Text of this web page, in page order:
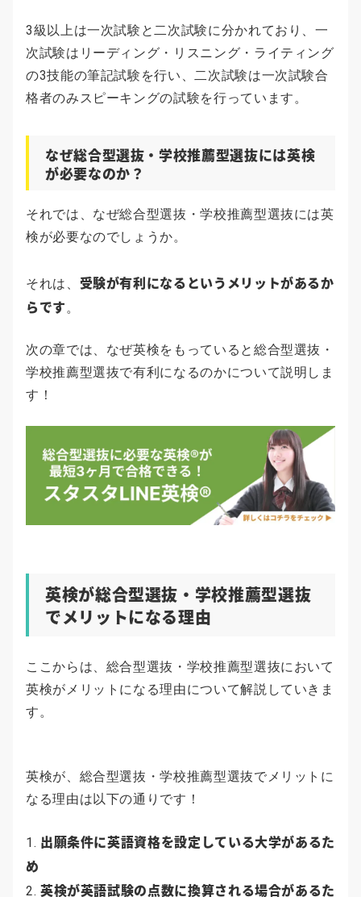
3級以上は一次試験と二次試験に分かれており、一
次試験はリーディング・リスニング・ライティング
の3技能の筆記試験を行い、二次試験は一次試験合
格者のみスピーキングの試験を行っています。
なぜ総合型選抜・学校推薦型選抜には英検
が必要なのか？
それでは、なぜ総合型選抜・学校推薦型選抜には英
検が必要なのでしょうか。
それは、 受験が有利になるというメリットがあるか
らです。
次の章では、なぜ英検をもっていると総合型選抜・
学校推薦型選抜で有利になるのかについて説明しま
す！
英検が総合型選抜・学校推薦型選抜
でメリットになる理由
ここからは、総合型選抜・学校推薦型選抜において
英検がメリットになる理由について解説していきま
す。
英検が、総合型選抜・学校推薦型選抜でメリットに
なる理由は以下の通りです！
出願条件に英語資格を設定している大学があるた
め
英検が英語試験の点数に換算される場合があるた